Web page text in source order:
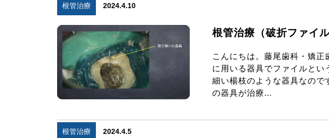
根管治療 2024.4.10
根管治療（破折ファイ
こんにちは。藤尾歯科・矯
に用いる器具でファイルとい
細い楊枝のような器具なので
の器具が治療...
根管治療 2024.4.5